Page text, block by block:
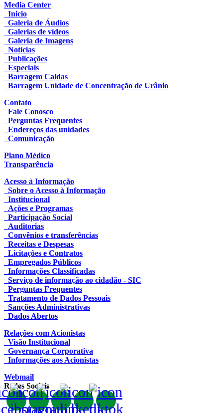
Media Center
Inicio
Galeria de Áudios
Galerias de vídeos
Galeria de Imagens
Notícias
Publicações
Especiais
Barragem Caldas
Barragem Unidade de Concentração de Urânio
Contato
Fale Conosco
Perguntas Frequentes
Endereços das unidades
Comunicação
Plano Médico
Transparência
Acesso à Informação
Sobre o Acesso à Informação
Institucional
Ações e Programas
Participação Social
Auditorias
Convênios e transferências
Receitas e Despesas
Licitações e Contratos
Empregados Públicos
Informações Classificadas
Serviço de informação ao cidadão - SIC
Perguntas Frequentes
Tratamento de Dados Pessoais
Sanções Administrativas
Dados Abertos
Relações com Acionistas
Visão Institucional
Governança Corporativa
Informações aos Acionistas
Webmail
Redes Sociais